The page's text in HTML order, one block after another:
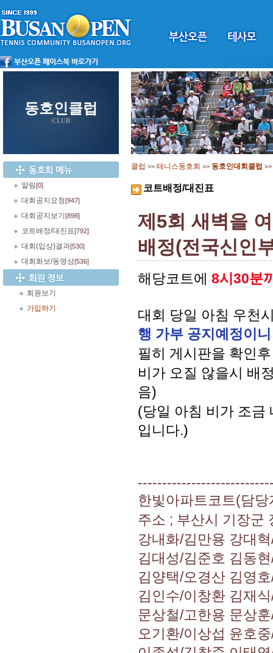
동호인클럽
CLUB
알림[0]
대회공지요청[947]
대회공지보기 [898]
코트배정/대진표[792]
대회(입상)결과[530]
대회화보/동영상[536]
회원보기
가입하기
클럽 >> 테니스동호회 >> 동호인대회클럽 >>
코트배정/대진표
제5회 새벽을
배정(전국신인
해당코트에 8시30분
대회 당일 아침 우천
행 가부 공지예정이니
필히 게시판을 확인
비가 오질 않을시 배
음)
(당일 아침 비가 조금
입니다.)
한빛아파트코트(담
주소 ; 부산시 기장군
강내화/김만용 강대
김대성/김준호 김동
김양택/오경산 김영
김인수/이창환 김재
문상철/고한용 문상
오기환/이상섭 윤호